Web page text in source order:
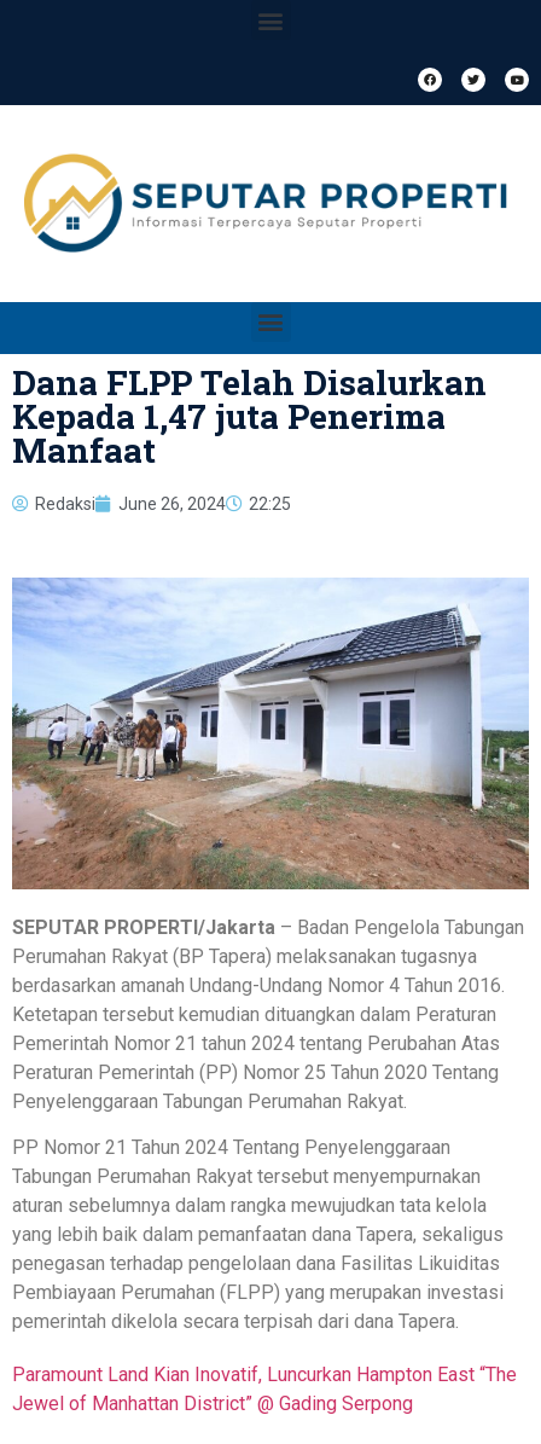
Dana FLPP Telah Disalurkan
Kepada 1,47 juta Penerima
Manfaat
Redaksi June 26, 2024 22:25
SEPUTAR PROPERTI/Jakarta – Badan Pengelola Tabungan
Perumahan Rakyat (BP Tapera) melaksanakan tugasnya
berdasarkan amanah Undang-Undang Nomor 4 Tahun 2016.
Ketetapan tersebut kemudian dituangkan dalam Peraturan
Pemerintah Nomor 21 tahun 2024 tentang Perubahan Atas
Peraturan Pemerintah (PP) Nomor 25 Tahun 2020 Tentang
Penyelenggaraan Tabungan Perumahan Rakyat.
PP Nomor 21 Tahun 2024 Tentang Penyelenggaraan
Tabungan Perumahan Rakyat tersebut menyempurnakan
aturan sebelumnya dalam rangka mewujudkan tata kelola
yang lebih baik dalam pemanfaatan dana Tapera, sekaligus
penegasan terhadap pengelolaan dana Fasilitas Likuiditas
Pembiayaan Perumahan (FLPP) yang merupakan investasi
pemerintah dikelola secara terpisah dari dana Tapera.
Paramount Land Kian Inovatif, Luncurkan Hampton East “The
Jewel of Manhattan District” @ Gading Serpong